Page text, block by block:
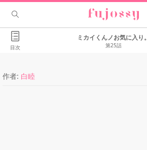
目次
ミカイくんノお気に入り。
第25話
作者: 白睦